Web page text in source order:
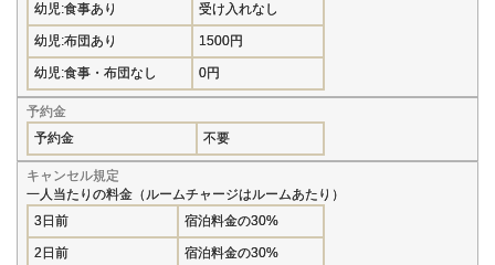
幼児:食事あり 受け入れなし
幼児:布団あり 1500円
幼児:食事・布団なし 0円
予約金
予約金
不要
キャンセル規定
一人当たりの料金（ルームチャージはルームあたり）
3日前
宿泊料金の30%
2日前 宿泊料金の30%